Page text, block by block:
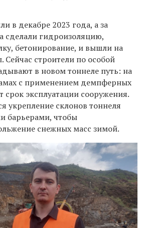
в декабре 2023 года, а за
сделали гидроизоляцию,
бетонирование, и вышли на
строители по особой
в новом тоннеле путь: на
с применением демпферных
срок эксплуатации сооружения.
укрепление склонов тоннеля
барьерами, чтобы
снежных масс зимой.